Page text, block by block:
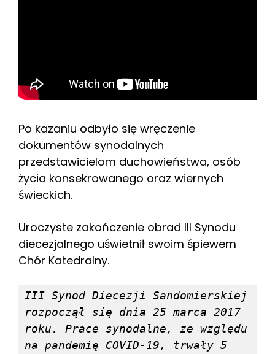
Po kazaniu odbyło się wręczenie
dokumentów synodalnych
przedstawicielom duchowieństwa, osób
życia konsekrowanego oraz wiernych
świeckich.
Uroczyste zakończenie obrad III Synodu
diecezjalnego uświetnił swoim śpiewem
Chór Katedralny.
III Synod Diecezji Sandomierskiej
rozpoczął się dnia 25 marca 2017
roku. Prace synodalne, ze względu
na pandemię COVID-19, trwały 5